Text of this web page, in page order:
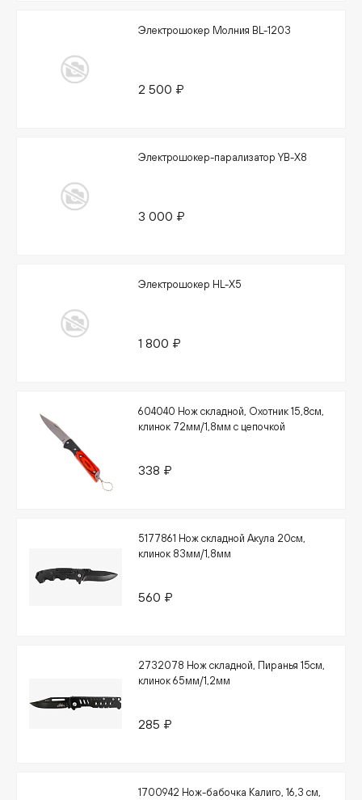
Электрошокер Молния BL-1203
2 500 ₽
Электрошокер-парализатор YB-X8
3 000 ₽
Электрошокер HL-X5
1 800 ₽
604040 Нож складной, Охотник 15,8см,
клинок 72мм/1,8мм с цепочкой
338 ₽
5177861 Нож складной Акула 20см,
клинок 83мм/1,8мм
560 ₽
2732078 Нож складной, Пиранья 15см,
клинок 65мм/1,2мм
285 ₽
1700942 Нож-бабочка Калиго, 16,3 см,